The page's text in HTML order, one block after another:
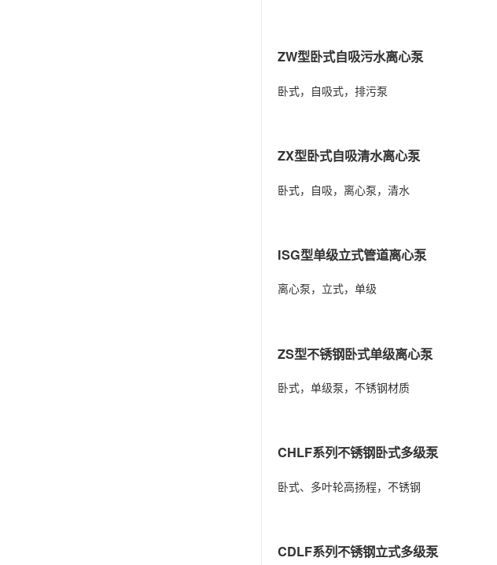
ZW型卧式自吸污水离心泵
卧式，自吸式，排污泵
ZX型卧式自吸清水离心泵
卧式，自吸，离心泵，清水
ISG型单级立式管道离心泵
离心泵，立式，单级
ZS型不锈钢卧式单级离心泵
卧式，单级泵，不锈钢材质
CHLF系列不锈钢卧式多级泵
卧式、多叶轮高扬程，不锈钢
CDLF系列不锈钢立式多级泵